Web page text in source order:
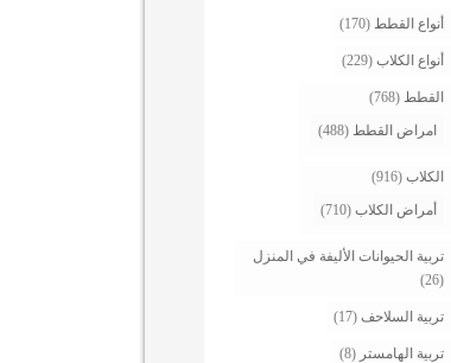
أنواع القطط (170)
أنواع الكلاب (229)
القطط (768)
امراض القطط (488)
الكلاب (916)
أمراض الكلاب (710)
تربية الحيوانات الأليفة في المنزل
(26)
تربية السلاحف (17)
تربية الهامستر (8)